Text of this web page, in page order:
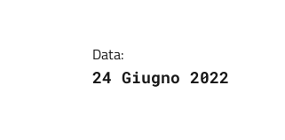
Data:
24 Giugno 2022